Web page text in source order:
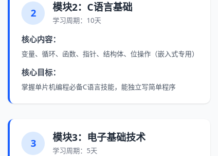
2 模块2：C语言基础
学习周期：10天
核心内容：
变量、循环、函数、指针、结构体、位操作（嵌入式专用）
核心目标：
掌握单片机编程必备C语言技能，能独立写简单程序
3 模块3：电子基础技术
学习周期：5天